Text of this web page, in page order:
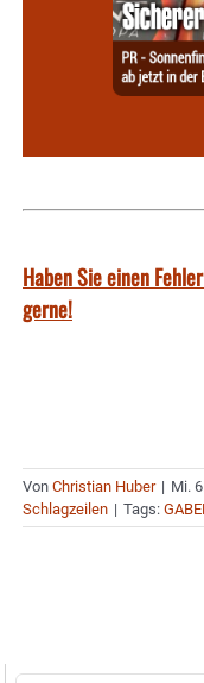
Haben Sie einen
gerne!
Von Christian Huber | Mi.
Schlagzeilen | Tags: